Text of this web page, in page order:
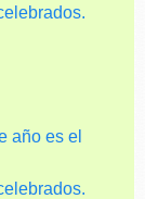
año es el